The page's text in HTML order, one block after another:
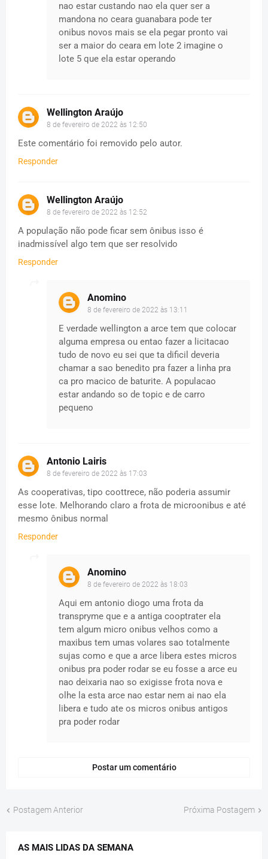
nao estar custando nao ela quer ser a
mandona no ceara guanabara pode ter
onibus novos mais se ela pegar pronto vai
ser a maior do ceara em lote 2 imagine o
lote 5 que ela estar operando
Wellington Araújo
8 de fevereiro de 2022 às 12:50
Este comentário foi removido pelo autor.
Responder
Wellington Araújo
8 de fevereiro de 2022 às 12:52
A população não pode ficar sem ônibus isso é
inadmissível algo tem que ser resolvido
Responder
Anomino
8 de fevereiro de 2022 às 13:11
E verdade wellington a arce tem que colocar
alguma empresa ou entao fazer a licitacao
tudo de novo eu sei que ta dificil deveria
chamar a sao benedito pra fazer a linha pra
ca pro macico de baturite. A populacao
estar andando so de topic e de carro
pequeno
Antonio Lairis
8 de fevereiro de 2022 às 17:03
As cooperativas, tipo coottrece, não poderia assumir
esse lote. Melhorando claro a frota de microonibus e até
mesmo ônibus normal
Responder
Anomino
8 de fevereiro de 2022 às 18:03
Aqui em antonio diogo uma frota da
transpryme que e a antiga cooptrater ela
tem algum micro onibus velhos como a
maxibus tem umas volares sao totalmente
sujas como e que a arce libera estes micros
onibus pra poder rodar se eu fosse a arce eu
nao deixaria nao so exigisse frota nova e
olhe la esta arce nao estar nem ai nao ela
libera e tudo ate os micros onibus antigos
pra poder rodar
Postar um comentário
Postagem Anterior Próxima Postagem
AS MAIS LIDAS DA SEMANA